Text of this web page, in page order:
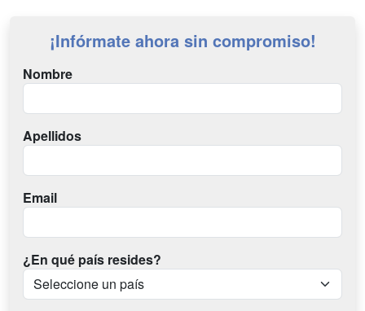
¡Infórmate ahora sin compromiso!
Nombre
Apellidos
Email
¿En qué país resides?